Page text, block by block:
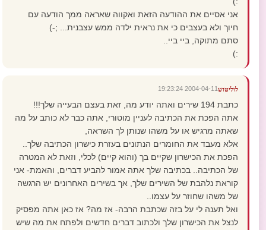
אני אסיים את ההודעה הזאת ואקווה שאראה ממך הודעה עם
חיוך ולא בעצבים כי את נראית ילדה ממש עצבנית... ;-)
סתם מתוקה, ביי ביי..
:)
לוליטוש2004-04-11 19:23:24
כתבת 194 שירים ואתה יודע מה, זאת בעצם הבעייה שלך!!!
אתה הפכת את הכתיבה לעניין מוטורי, אתה כבר לא כותב על מה
שאתה מרגיש או על משהו שנותן לך השראה,
אלא מעבד את החומרים הנתונים בעזרת כישרון הכתיבה שלך..
הפכת את הכישרון שקיים בך (והוא קיים) לכלי, וזאת לא המטרה
של הכתיבה.. בכתיבה שלך אתה אמור להביע דברים, והאמת- אני
קוראת נלהבת של השירים שלך, אך בשירים האחרונים יש הרגשה
של משהו שחוזר על עצמו..
ואל תענה לי על בזה שכתבת הרבה- אז מה? אז כאן אתה מפסיק
לנצל את הכישרון שלך ולכתוב דברים חדשים ולפתח את מה שיש